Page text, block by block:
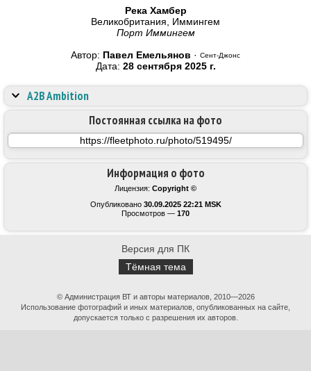
Река Хамбер
Великобритания, Иммингем
Порт Иммингем
Автор: Павел Емельянов · Сент-Джонс
Дата: 28 сентября 2025 г.
Информация о фото
Лицензия: Copyright ©
Опубликовано 30.09.2025 22:21 MSK
Просмотров — 170
Постоянная ссылка на фото
A2B Ambition
Версия для ПК
Тёмная тема
© Администрация ВТ и авторы материалов, 2010—2026
Использование фотографий и иных материалов, опубликованных на сайте,
допускается только с разрешения их авторов.